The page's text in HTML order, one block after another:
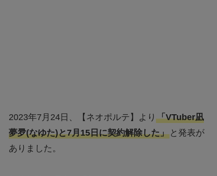
2023年7月24日、【ネオポルテ】より 「VTuber凪
夢夛(なゆた)と7月15日に契約解除した」と発表が
ありました。